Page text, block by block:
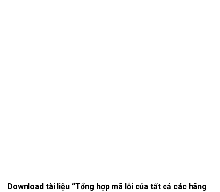
Download tài liệu “Tổng hợp mã lỗi của tất cả các hãng